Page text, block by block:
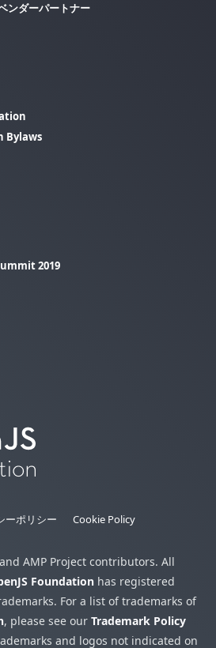
ンダーパートナー
Bylaws
2019
ーポリシー Cookie Policy
and AMP Project contributors. All
Foundation has registered
For a list of trademarks of
, please see our Trademark Policy
and logos not indicated on